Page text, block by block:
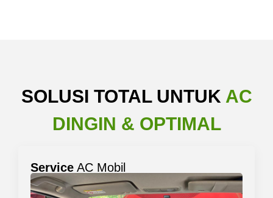
SOLUSI TOTAL UNTUK AC
DINGIN & OPTIMAL
Service AC Mobil